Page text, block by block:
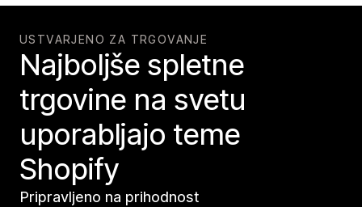
USTVARJENO ZA TRGOVANJE
Najboljše spletne
trgovine na svetu
uporabljajo teme
Shopify
Pripravljeno na prihodnost